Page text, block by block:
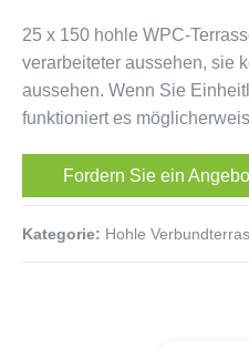
25 x 150 hohle WPC-
verarbeiteter aussehen, sie
aussehen. Wenn Sie
funktioniert es
Fordern Sie ein
Kategorie: Hohle